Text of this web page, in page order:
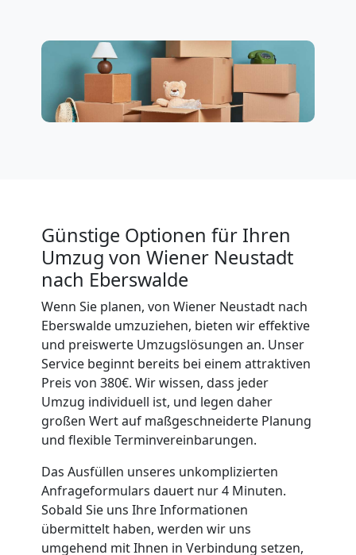
Günstige Optionen für Ihren
Umzug von Wiener Neustadt
nach Eberswalde
Wenn Sie planen, von Wiener Neustadt nach
Eberswalde umzuziehen, bieten wir effektive
und preiswerte Umzugslösungen an. Unser
Service beginnt bereits bei einem attraktiven
Preis von 380€. Wir wissen, dass jeder
Umzug individuell ist, und legen daher
großen Wert auf maßgeschneiderte Planung
und flexible Terminvereinbarungen.
Das Ausfüllen unseres unkomplizierten
Anfrageformulars dauert nur 4 Minuten.
Sobald Sie uns Ihre Informationen
übermittelt haben, werden wir uns
umgehend mit Ihnen in Verbindung setzen,
Kleiner
Umzug
Wiener
Küchenumzug
Wiener
Neustadt
Umzug
und
Lagerung
Wiener
Neustadt